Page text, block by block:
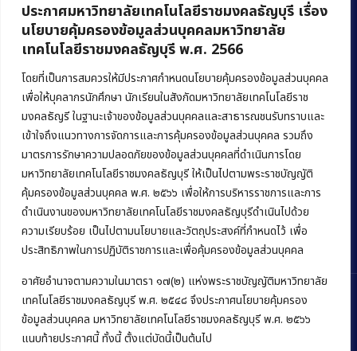
ประกาศมหาวิทยาลัยเทคโนโลยีราชมงคลธัญบุรี เรื่อง
นโยบายคุ้มครองข้อมูลส่วนบุคคลมหาวิทยาลัย
เทคโนโลยีราชมงคลธัญบุรี พ.ศ. 2566
โดยที่เป็นการสมควรให้มีประกาศกำหนดนโยบายคุ้มครองข้อมูลส่วนบุคคล
เพื่อให้บุคลากรนักศึกษา นักเรียนในสังกัดมหาวิทยาลัยเทคโนโลยีราช
มงคลธัญรี ในฐานะเจ้าของข้อมูลส่วนบุคคลและสาธารณชนรับทราบและ
เข้าใจถึงแนวทางการจัดการและการคุ้มครองข้อมูลส่วนบุคคล รวมถึง
มาตรการรักษาความปลอดภัยของข้อมูลส่วนบุคคลที่ดำเนินการโดย
มหาวิทยาลัยเทคโนโลยีราชมงคลธัญบุรี ให้เป็นไปตามพระราชบัญญัติ
คุ้มครองข้อมูลส่วนบุคคล พ.ศ. ๒๕๖๖ เพื่อให้การบริหารราชการและการ
ดำเนินงานของมหาวิทยาลัยเทคโนโลยีราชมงคลธัญบุรีดำเนินไปด้วย
ความเรียบร้อย เป็นไปตามนโยบายและวัตถุประสงค์ที่กำหนดไว้ เพื่อ
ประสิทธิภาพในการปฏิบัติราชการและเพื่อคุ้มครองข้อมูลส่วนบุคคล
อาศัยอำนาจตามความในมาตรา ๑๗(๒) แห่งพระราชบัญญัติมหาวิทยาลัย
เทคโนโลยีราชมงคลธัญบุรี พ.ศ. ๒๕๔๘ จึงประกาศนโยบายคุ้มครอง
ข้อมูลส่วนบุคคล มหาวิทยาลัยเทคโนโลยีราชมงคลธัญบุรี พ.ศ. ๒๕๖๖
แนบท้ายประกาศนี้ ทั้งนี้ ตั้งแต่บัดนี้เป็นต้นไป
คณะบริหารธุรกิจ
มหาวิทยาลัยเทคโนโลยีราชมงคลธัญบุรี
39 หมู่ 1 ถนนรังสิต-นครนายก ตำบลคลองหก
อำเภอคลองหลวง จังหวัดปทุมธานี 12120
Phone:+66 (0) 2549 3243,+66 (0) 2549 3241
E-mail:bus@rmutt.ac.th
Copyright © 2022 คณะบริหารธุรกิจ มหาวิทยาลัยเทคโนโลยีราชมงคล